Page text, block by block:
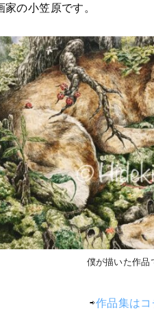
の小笠原です。
僕が描いた作品
⇨作品集はコ